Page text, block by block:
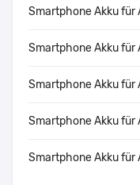
Smartphone Akku für
Smartphone Akku für
Smartphone Akku für
Smartphone Akku für
Smartphone Akku für